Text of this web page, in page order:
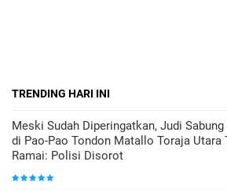
TRENDING HARI INI
Meski Sudah Diperingatkan, Judi
di Pao-Pao Tondon Matallo Toraja Utara
Ramai: Polisi Disorot